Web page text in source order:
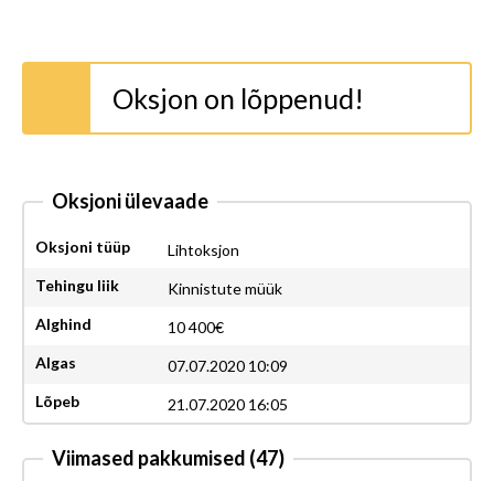
Oksjon on lõppenud!
Oksjoni ülevaade
Oksjoni tüüp
Lihtoksjon
Tehingu liik
Kinnistute müük
Alghind
10 400€
Algas
07.07.2020 10:09
Lõpeb
21.07.2020 16:05
Viimased pakkumised (47)